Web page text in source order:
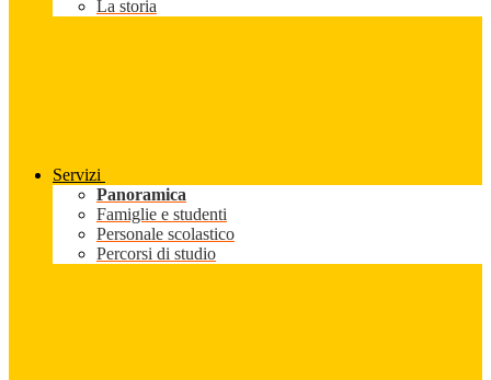
La storia
Servizi
Panoramica
Famiglie e studenti
Personale scolastico
Percorsi di studio